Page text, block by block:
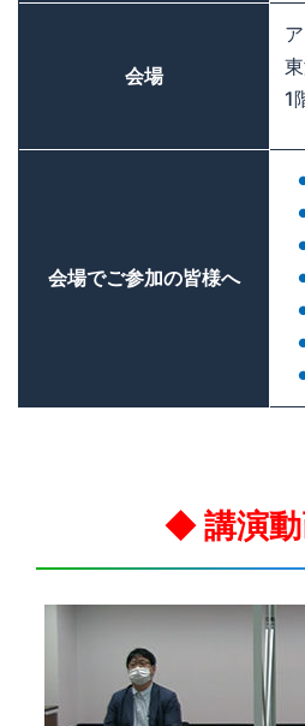
会場
1
会場でご参加の皆様へ
◆ 講演